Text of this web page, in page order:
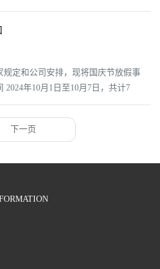
体一步夹心法酶联免疫吸附试验
定和公司安排，现将国庆节放假事
2024年10月1日至10月7日，共计7
、值班安排 各部门”需根据实际情况
...
下一页